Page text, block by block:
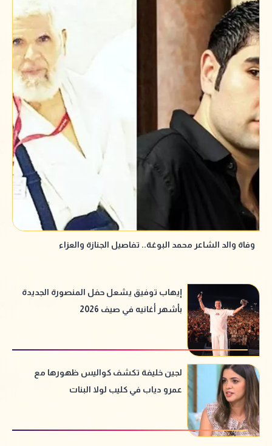
وفاة والد الشاعر محمد البوغة.. تفاصيل الجنازة والعزاء
إيهاب توفيق يشعل حفل المنصورة الجديدة
بأشهر أغانيه في صيف 2026
لجين خليفة تكشف كواليس ظهورها مع
عمرو دياب في كليب لولا البنات